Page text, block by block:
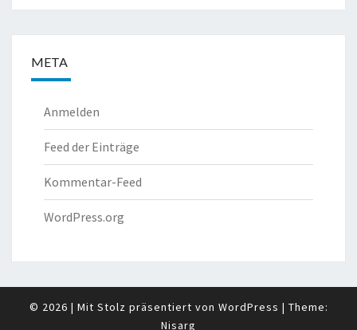
META
Anmelden
Feed der Einträge
Kommentar-Feed
WordPress.org
© 2026 | Mit Stolz präsentiert von WordPress | Theme:
Nisarg